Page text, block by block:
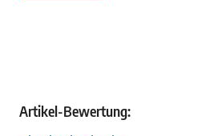
Artikel-Bewertung: